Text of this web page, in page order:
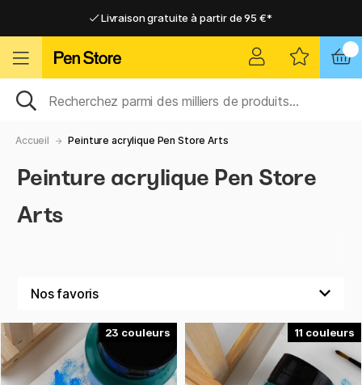
Livraison gratuite à partir de 95 €*
Livraison domicile ou point relais
Livraison gratuite à partir de 95 €*
Livraison domicile ou point relais
Accueil Peinture acrylique Pen Store Arts
Peinture acrylique Pen Store
Arts
23 11